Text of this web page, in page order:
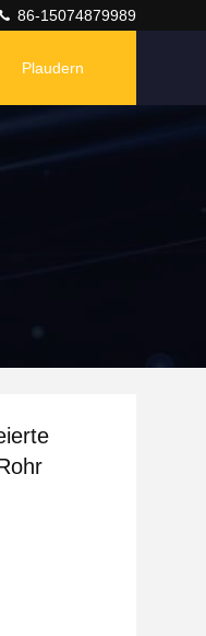
86-15074879989
Plaudern